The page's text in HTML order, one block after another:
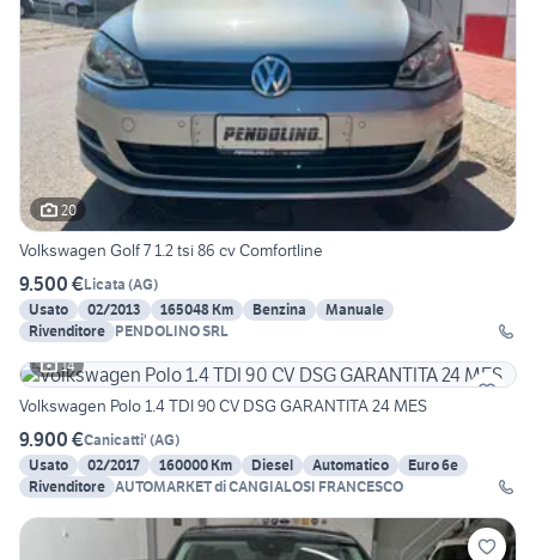
20
Volkswagen Golf 7 1.2 tsi 86 cv Comfortline
9.500 €Licata (AG)
Usato
02/2013 165048 Km Benzina
Manuale
Rivenditore PENDOLINO SRL
14
Volkswagen Polo 1.4 TDI 90 CV DSG GARANTITA 24 MES
9.900 €Canicatti' (AG)
Usato
02/2017 160000 Km Diesel Automatico
Euro 6e
Rivenditore AUTOMARKET di CANGIALOSI FRANCESCO